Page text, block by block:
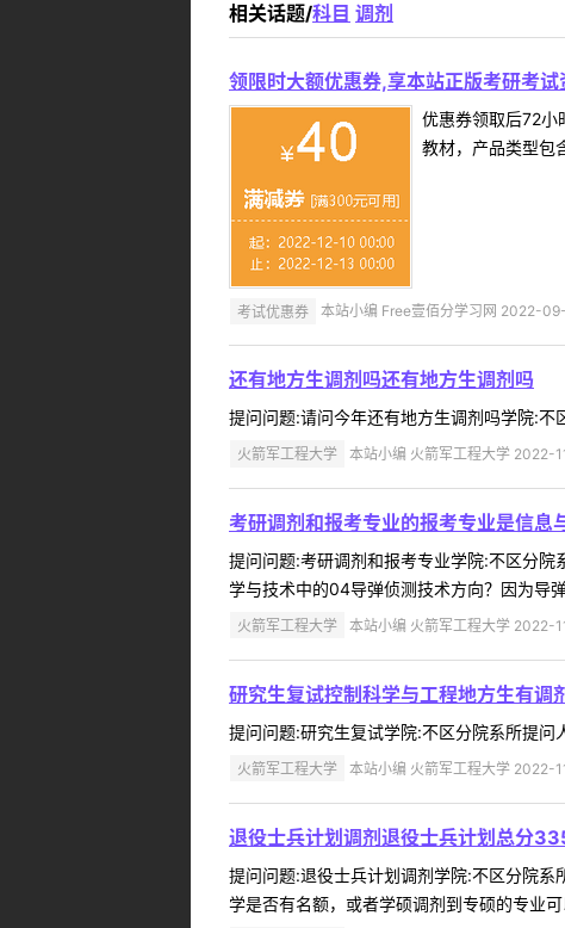
相关话题/科目 调剂
领限时大额优惠券,享本站正版考研考试
优惠券领取后72小
教材，产品类型包
考试优惠券 本站小编 Free壹佰分学习网 2022-
还有地方生调剂吗还有地方生调剂吗
提问问题:请问今年还有地方生调剂吗学院:
火箭军工程大学 本站小编 火箭军工程大学 2022-
考研调剂和报考专业的报考专业是信息
提问问题:考研调剂和报考专业学院:不区分
学与技术中的04导弹侦测技术方向？因为导
火箭军工程大学 本站小编 火箭军工程大学 2022-
研究生复试控制科学与工程地方生有调
提问问题:研究生复试学院:不区分院系所提
火箭军工程大学 本站小编 火箭军工程大学 2022-
退役士兵计划调剂退役士兵计划总分
提问问题:退役士兵计划调剂学院:不区分院
学是否有名额，或者学硕调剂到专硕的专业